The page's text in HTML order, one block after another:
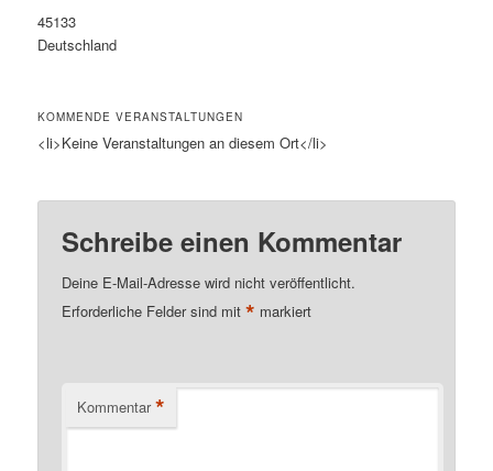
45133
Deutschland
KOMMENDE VERANSTALTUNGEN
<li>Keine Veranstaltungen an diesem Ort</li>
Schreibe einen Kommentar
Deine E-Mail-Adresse wird nicht veröffentlicht.
Erforderliche Felder sind mit* markiert
Kommentar *